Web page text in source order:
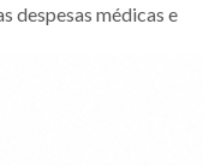
despesas médicas e